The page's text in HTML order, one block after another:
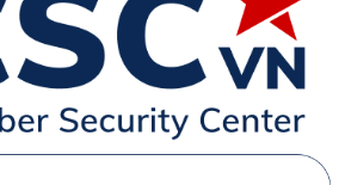
hiện nộp hồ sơ trực tuyến lĩnh vực vận tải
công...
Khu dân cư Hồng Phong đủ điều kiện đưa